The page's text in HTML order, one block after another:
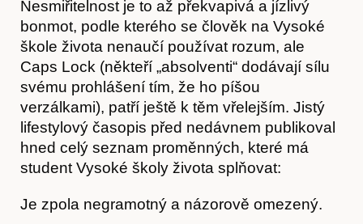
O nás
Nesmiřitelnost je to až překvapivá a jízlivý
bonmot, podle kterého se člověk na Vysoké
škole života nenaučí používat rozum, ale
Caps Lock (někteří „absolventi“ dodávají sílu
svému prohlášení tím, že ho píšou
verzálkami), patří ještě k těm vřelejším. Jistý
lifestylový časopis před nedávnem publikoval
hned celý seznam proměnných, které má
student Vysoké školy života splňovat:
Je zpola negramotný a názorově omezený.